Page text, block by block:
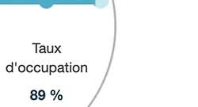
le contrôle de votre